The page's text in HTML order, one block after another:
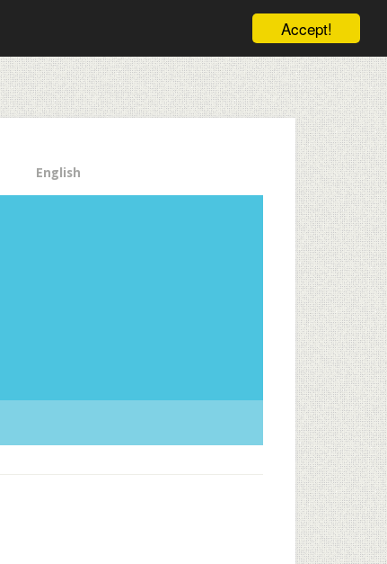
Accept!
English